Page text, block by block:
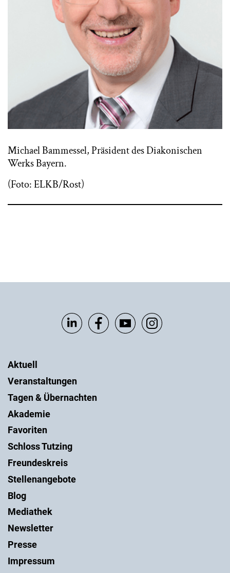
Michael Bammessel, Präsident des Diakonischen
Werks Bayern.
(Foto: ELKB/Rost)
Aktuell
Veranstaltungen
Tagen & Übernachten
Akademie
Favoriten
Schloss Tutzing
Freundeskreis
Stellenangebote
Blog
Mediathek
Newsletter
Presse
Impressum